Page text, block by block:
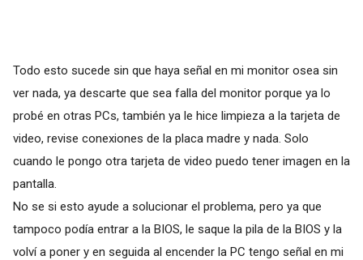
Todo esto sucede sin que haya señal en mi monitor osea sin
ver nada, ya descarte que sea falla del monitor porque ya lo
probé en otras PCs, también ya le hice limpieza a la tarjeta de
video, revise conexiones de la placa madre y nada. Solo
cuando le pongo otra tarjeta de video puedo tener imagen en la
pantalla.
No se si esto ayude a solucionar el problema, pero ya que
tampoco podía entrar a la BIOS, le saque la pila de la BIOS y la
volví a poner y en seguida al encender la PC tengo señal en mi